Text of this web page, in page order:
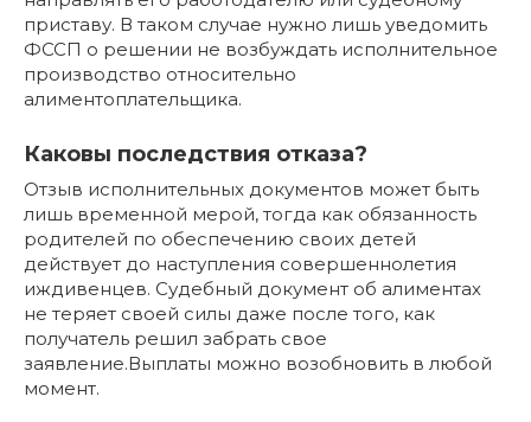
приставу. В таком случае нужно лишь уведомить
ФССП о решении не возбуждать исполнительное
производство относительно
алиментоплательщика.
Каковы последствия отказа?
Отзыв исполнительных документов может быть
лишь временной мерой, тогда как обязанность
родителей по обеспечению своих детей
действует до наступления совершеннолетия
иждивенцев. Судебный документ об алиментах
не теряет своей силы даже после того, как
получатель решил забрать свое
заявление.Выплаты можно возобновить в любой
момент.